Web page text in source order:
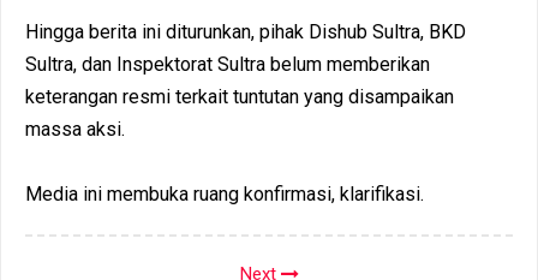
Hingga berita ini diturunkan, pihak Dishub Sultra, BKD
Sultra, dan Inspektorat Sultra belum memberikan
keterangan resmi terkait tuntutan yang disampaikan
massa aksi.
Media ini membuka ruang konfirmasi, klarifikasi.
Next